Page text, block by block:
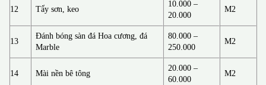
12 Tẩy sơn, keo
10.000 –
20.000
M2
13
Đánh bóng sàn đá Hoa cương, đá
Marble
80.000 –
250.000
M2
14 Mài nền bê tông
20.000 –
60.000
M2